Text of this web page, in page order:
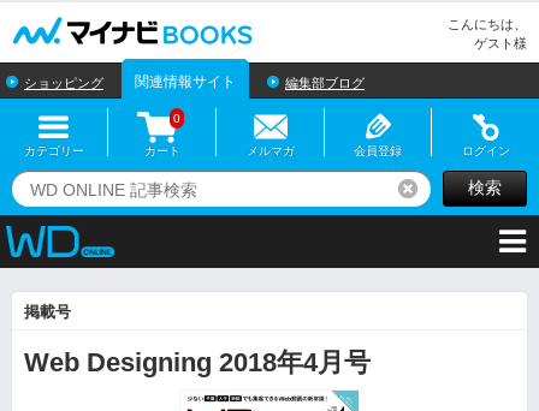
こんにちは、
ゲスト様
ショッピング 関連情報サイト 編集部ブログ
カテゴリー カート
0
メルマガ 会員登録 ログイン
リセット検索
掲載号
Web Designing 2018年4月号